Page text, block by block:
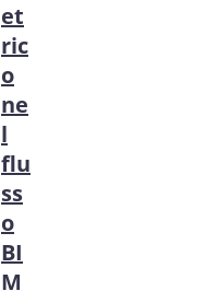
et
ric
o
ne
l
flu
ss
o
BI
M